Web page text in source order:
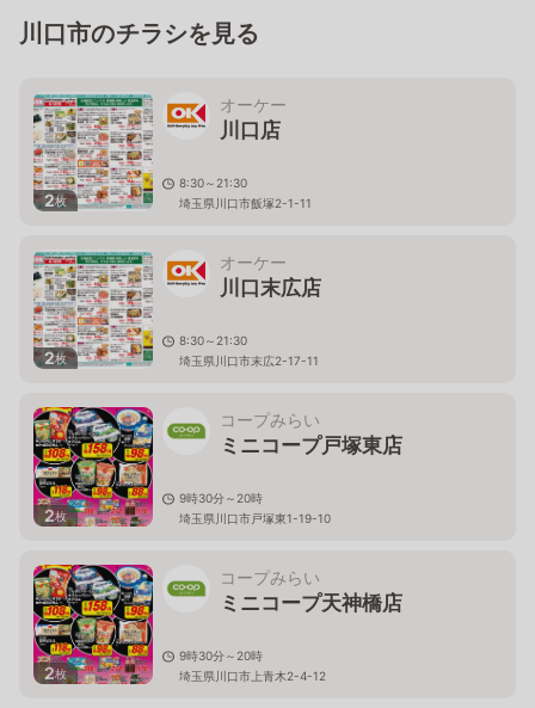
川口市のチラシを見る
2枚
オーケー
川口店
8:30～21:30
埼玉県川口市飯塚2-1-11
2枚
オーケー
川口末広店
8:30～21:30
埼玉県川口市末広2-17-11
2枚
コープみらい
ミニコープ戸塚東店
9時30分～20時
埼玉県川口市戸塚東1-19-10
2枚
コープみらい
ミニコープ天神橋店
9時30分～20時
埼玉県川口市上青木2-4-12